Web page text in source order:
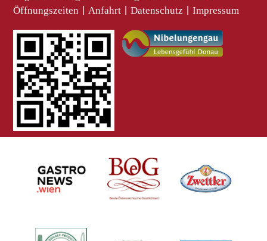
Öffnungszeiten Anfahrt Datenschutz Impressum